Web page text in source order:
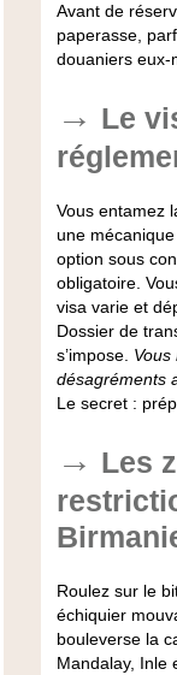
Avant de
paperasse,
douaniers eux-
Le
Vous entamez
une
option sous
obligatoire.
visa varie et
Dossier de
s’impose.
désagréments
Le secret :
Les
Roulez sur le
échiquier
bouleverse la
Mandalay, Inle